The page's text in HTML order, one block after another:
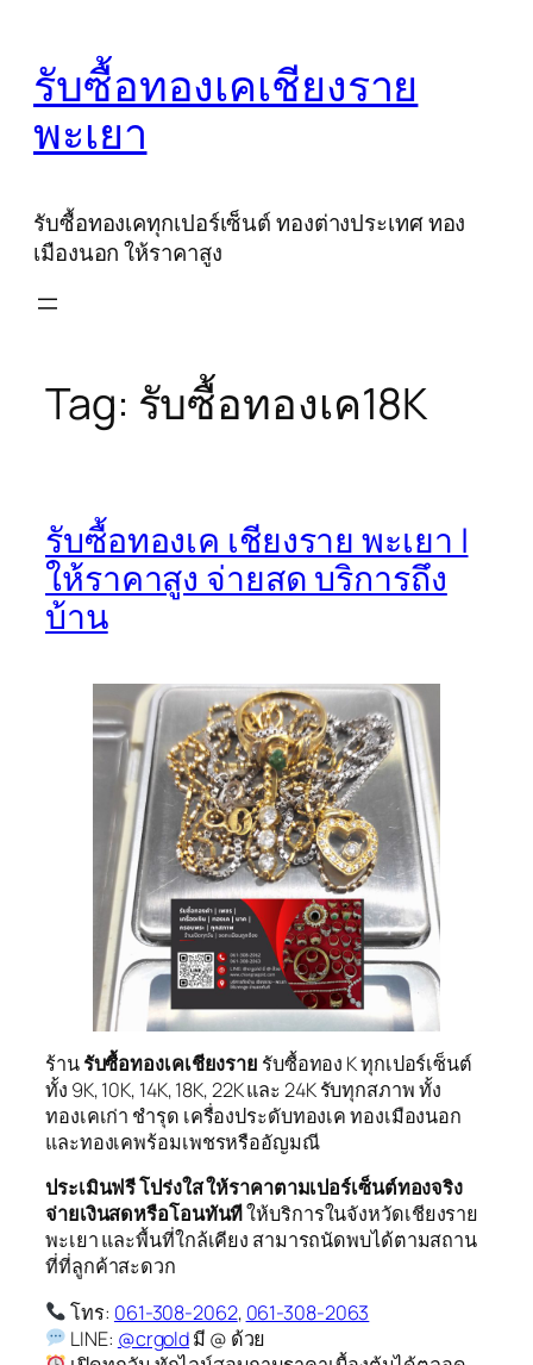
content
รับซื้อทองเคเชียงราย
พะเยา
รับซื้อทองเคทุกเปอร์เซ็นต์ ทองต่างประเทศ ทอง
เมืองนอก ให้ราคาสูง
Tag: รับซื้อทองเค18K
รับซื้อทองเค เชียงราย พะเยา |
ให้ราคาสูง จ่ายสด บริการถึง
บ้าน
ร้านรับซื้อทองเคเชียงราย รับซื้อทอง K ทุกเปอร์เซ็นต์
ทั้ง 9K, 10K, 14K, 18K, 22K และ 24K รับทุกสภาพ ทั้ง
ทองเคเก่า ชำรุด เครื่องประดับทองเค ทองเมืองนอก
และทองเคพร้อมเพชรหรืออัญมณี
ประเมินฟรี โปร่งใส ให้ราคาตามเปอร์เซ็นต์ทองจริง
จ่ายเงินสดหรือโอนทันทีให้บริการในจังหวัดเชียงราย
พะเยา และพื้นที่ใกล้เคียง สามารถนัดพบได้ตามสถาน
ที่ที่ลูกค้าสะดวก
โทร: 061-308-2062, 061-308-2063
LINE: @crgoldมี @ ด้วย